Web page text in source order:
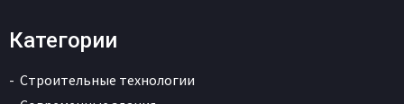
Категории
Строительные технологии